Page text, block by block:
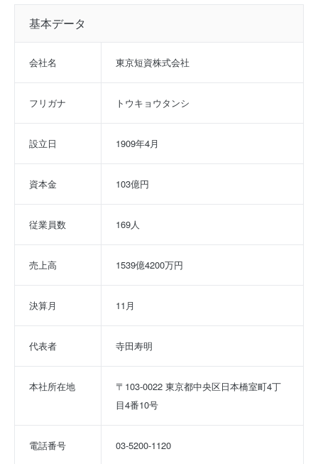
基本データ
会社名 東京短資株式会社
フリガナ トウキョウタンシ
設立日 1909年4月
資本金 103億円
従業員数 169人
売上高 1539億4200万円
決算月 11月
代表者 寺田寿明
本社所在地
〒103-0022 東京都中央区日本橋室町4丁
目4番10号
電話番号 03-5200-1120